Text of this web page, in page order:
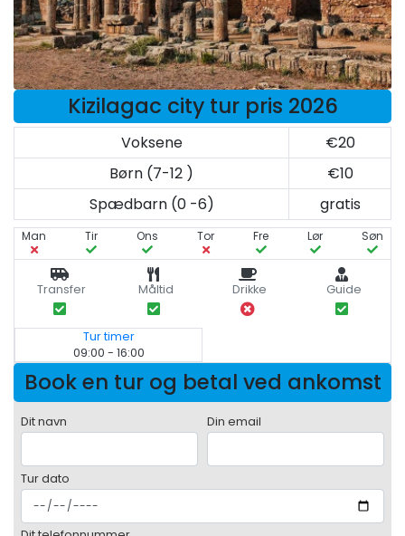
Kizilagac city tur pris 2026
Voksene
€20
Børn (7-12 )
€10
Spædbarn (0 -6)
gratis
Man Tir Ons Tor Fre Lør Søn
Transfer Måltid Drikke Guide
Tur timer
09:00 - 16:00
Book en tur og betal ved ankomst
Dit navn Din email
Tur dato